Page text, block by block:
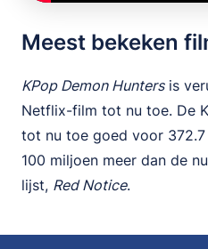
Meest bekeken
KPop Demon Huntersis
Netflix-film tot nu toe. De
tot nu toe goed voor
100 miljoen meer dan de
lijst, Red Notice.